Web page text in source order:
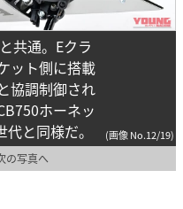
共通。Eクラ
ット側に搭載
協調制御され
ホーネッ
と同様だ。
(画像 No.12/19)
の写真へ